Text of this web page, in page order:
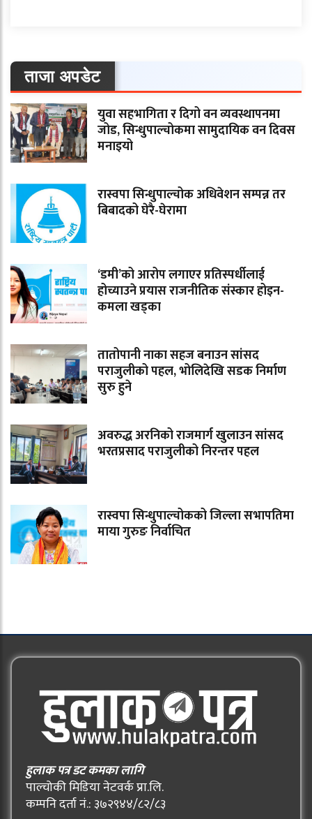
ताजा अपडेट
युवा सहभागिता र दिगो वन व्यवस्थापनमा
जोड, सिन्धुपाल्चोकमा सामुदायिक वन दिवस
मनाइयो
रास्वपा सिन्धुपाल्चोक अधिवेशन सम्पन्न तर
बिबादको घेरै-घेरामा
‘डमी’को आरोप लगाएर प्रतिस्पर्धीलाई
होच्याउने प्रयास राजनीतिक संस्कार होइन-
कमला खड्का
तातोपानी नाका सहज बनाउन सांसद
पराजुलीको पहल, भोलिदेखि सडक निर्माण
सुरु हुने
अवरुद्ध अरनिको राजमार्ग खुलाउन सांसद
भरतप्रसाद पराजुलीको निरन्तर पहल
रास्वपा सिन्धुपाल्चोकको जिल्ला सभापतिमा
माया गुरुङ निर्वाचित
हुलाक पत्र डट कमका लागि
पाल्चोकी मिडिया नेटवर्क प्रा.लि.
कम्पनि दर्ता नं.: ३७२९४४/८२/८३